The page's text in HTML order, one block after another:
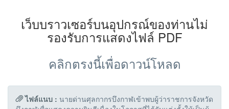
เว็บบราวเซอร์บนอุปกรณ์ของท่านไม่
รองรับการแสดงไฟล์ PDF
คลิกตรงนี้เพื่อดาวน์โหลด
ไฟล์แนบ : นายด่านศุลกากรบึงกาฬเข้าพบผู้ว่าราชการจังหวัด